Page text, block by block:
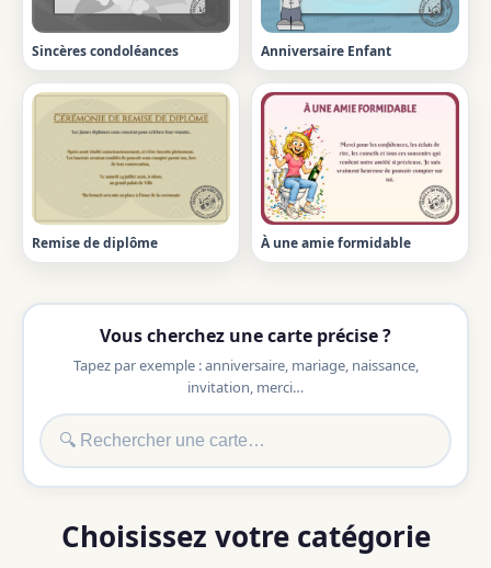
Sincères condoléances Anniversaire Enfant
Remise de diplôme À une amie formidable
Vous cherchez une carte précise ?
Tapez par exemple : anniversaire, mariage, naissance,
invitation, merci…
Choisissez votre catégorie